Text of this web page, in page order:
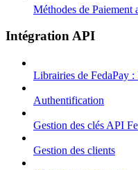
Méthodes de Paiement
Intégration API
Librairies de FedaPay
Authentification
Gestion des clés API
Gestion des clients